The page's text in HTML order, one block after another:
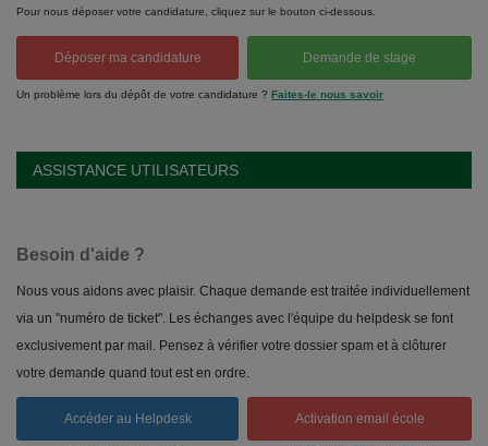
Pour nous déposer votre candidature, cliquez sur le bouton ci-dessous.
Déposer ma candidature Demande de stage
Un problème lors du dépôt de votre candidature ? Faites-le nous savoir
ASSISTANCE UTILISATEURS
Besoin d'aide ?
Nous vous aidons avec plaisir. Chaque demande est traitée individuellement
via un "numéro de ticket". Les échanges avec l'équipe du helpdesk se font
exclusivement par mail. Pensez à vérifier votre dossier spam et à clôturer
votre demande quand tout est en ordre.
Accéder au Helpdesk Activation email école